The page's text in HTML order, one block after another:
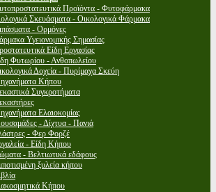
Προϊόντα - Φυτοφάρμακα
Σκευάσματα - Οικολογικά Φάρμακα
- Ορμόνες
Υγειονομικής Σημασίας
Είδη Εργασίας
Φυτωρίου - Ανθοπωλείου
Δοχεία - Πυρίμαχα Σκεύη
Κήπου
Συγκροτήματα
Ελαιοκομίας
- Δίχτυα - Πανιά
- Φερ Φορζέ
- Είδη Κήπου
- Βελτιωτικά εδάφους
ξυλεία κήπου
Κήπου